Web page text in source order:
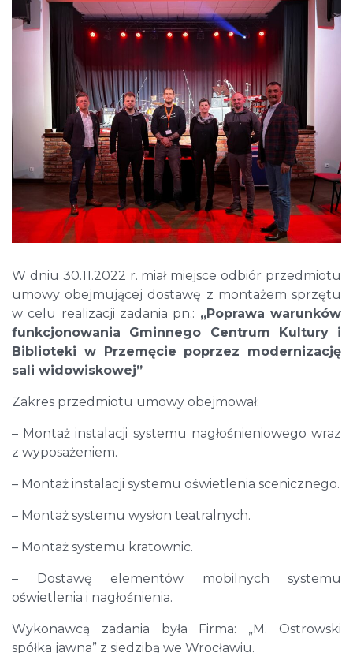
W dniu 30.11.2022 r. miał miejsce odbiór przedmiotu
umowy obejmującej dostawę z montażem sprzętu
w celu realizacji zadania pn.: „Poprawa warunków
funkcjonowania Gminnego Centrum Kultury i
Biblioteki w Przemęcie poprzez modernizację
sali widowiskowej”
Zakres przedmiotu umowy obejmował:
– Montaż instalacji systemu nagłośnieniowego wraz
z wyposażeniem.
– Montaż instalacji systemu oświetlenia scenicznego.
– Montaż systemu wysłon teatralnych.
– Montaż systemu kratownic.
– Dostawę elementów mobilnych systemu
oświetlenia i nagłośnienia.
Wykonawcą zadania była Firma: „M. Ostrowski
spółka jawna” z siedzibą we Wrocławiu.